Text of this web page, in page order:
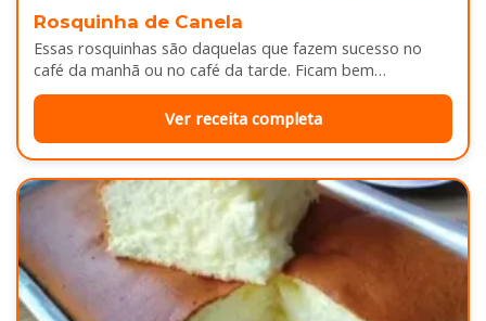
Rosquinha de Canela
Essas rosquinhas são daquelas que fazem sucesso no
café da manhã ou no café da tarde. Ficam bem
douradinhas por…
Ver receita completa